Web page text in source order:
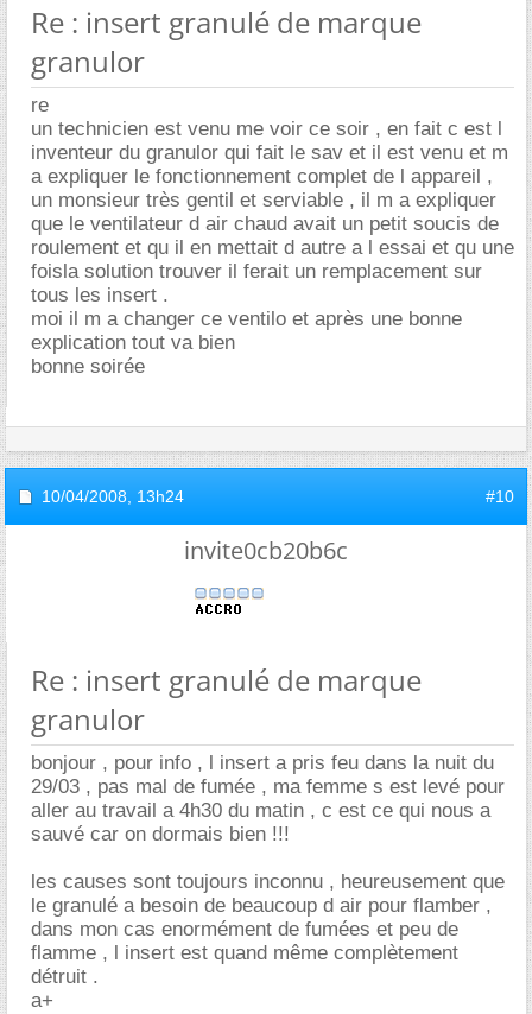
Re : insert granulé de marque
granulor
re
un technicien est venu me voir ce soir , en fait c est l
inventeur du granulor qui fait le sav et il est venu et m
a expliquer le fonctionnement complet de l appareil ,
un monsieur très gentil et serviable , il m a expliquer
que le ventilateur d air chaud avait un petit soucis de
roulement et qu il en mettait d autre a l essai et qu une
foisla solution trouver il ferait un remplacement sur
tous les insert .
moi il m a changer ce ventilo et après une bonne
explication tout va bien
bonne soirée
10/04/2008, 13h24 #10
invite0cb20b6c
Re : insert granulé de marque
granulor
bonjour , pour info , l insert a pris feu dans la nuit du
29/03 , pas mal de fumée , ma femme s est levé pour
aller au travail a 4h30 du matin , c est ce qui nous a
sauvé car on dormais bien !!!
les causes sont toujours inconnu , heureusement que
le granulé a besoin de beaucoup d air pour flamber ,
dans mon cas enormément de fumées et peu de
flamme , l insert est quand même complètement
détruit .
a+